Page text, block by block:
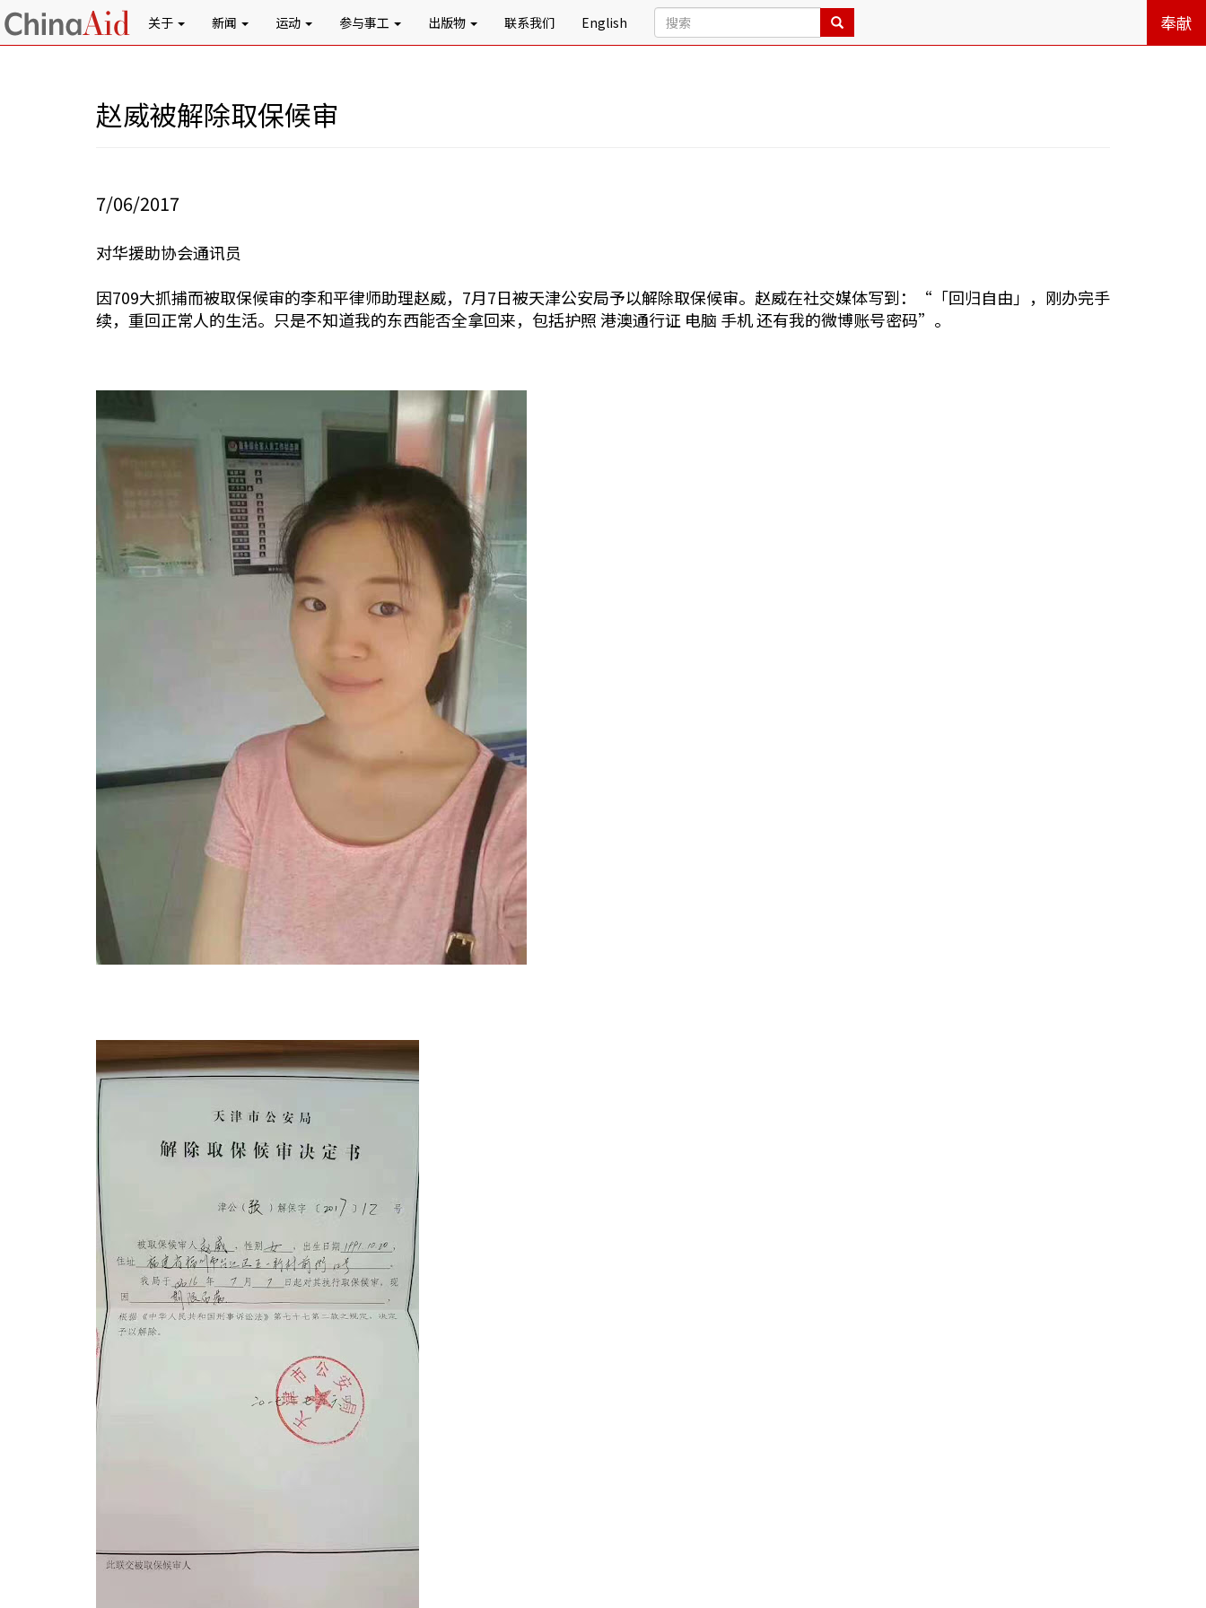
关于 新闻 运动 参与事工 出版物 联系我们 English 奉献
赵威被解除取保候审
7/06/2017
对华援助协会通讯员
因709大抓捕而被取保候审的李和平律师助理赵威，7月7日被天津公安局予以解除取保候审。赵威在社交媒体写到：“「回归自由」，刚办完手
续，重回正常人的生活。只是不知道我的东西能否全拿回来，包括护照 港澳通行证 电脑 手机 还有我的微博账号密码”。